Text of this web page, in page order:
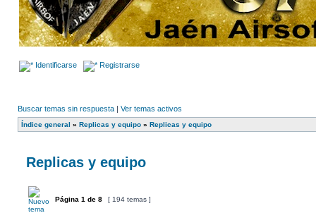
Identificarse Registrarse
Buscar temas sin respuesta | Ver temas activos
Índice general » Replicas y equipo » Replicas y equipo
Replicas y equipo
Página 1 de 8 [ 194 temas ]